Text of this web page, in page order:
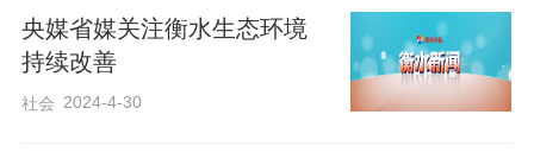
怀；安全与矛盾化解宣讲结合真实案例，
普及消防安全、邻里纠纷调处等实用知
识；知识竞赛涵盖五四历史、党史、安全
央媒省媒关注衡水生态环境
持续改善
社会 2024-4-30